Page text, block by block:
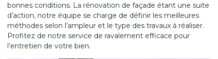
bonnes conditions. La rénovation de façade étant une suite
d’action, notre équipe se charge de définir les meilleures
méthodes selon l’ampleur et le type des travaux à réaliser.
Profitez de notre service de ravalement efficace pour
l’entretien de votre bien.